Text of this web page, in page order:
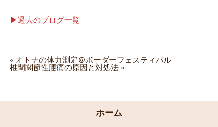
▶過去のブログ一覧
« オトナの体力測定＠ボーダーフェスティバル
椎間関節性腰痛の原因と対処法 »
ホーム